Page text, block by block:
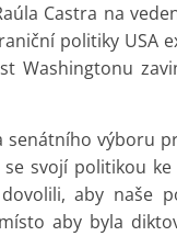
Castra na
politiky USA
Washingtonu
senátního výboru
se svojí politikou
aby naše
aby byla